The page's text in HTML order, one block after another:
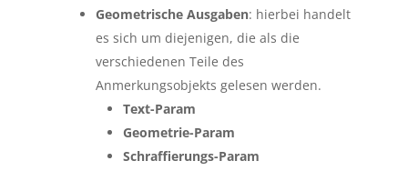
Geometrische Ausgaben: hierbei handelt
es sich um diejenigen, die als die
verschiedenen Teile des
Anmerkungsobjekts gelesen werden.
Text-Param
Geometrie-Param
Schraffierungs-Param